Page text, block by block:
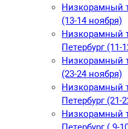
Низкорамный
(13-14 ноября)
Низкорамный
Петербург (11-
Низкорамный
(23-24 ноября)
Низкорамный
Петербург (21-
Низкорамный